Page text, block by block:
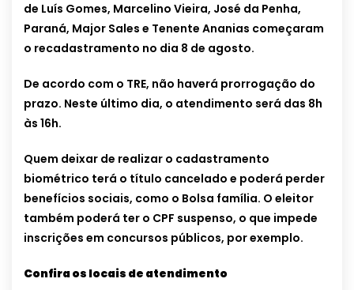
de Luís Gomes, Marcelino Vieira, José da Penha,
Paraná, Major Sales e Tenente Ananias começaram
o recadastramento no dia 8 de agosto.
De acordo com o TRE, não haverá prorrogação do
prazo. Neste último dia, o atendimento será das 8h
às 16h.
Quem deixar de realizar o cadastramento
biométrico terá o título cancelado e poderá perder
benefícios sociais, como o Bolsa família. O eleitor
também poderá ter o CPF suspenso, o que impede
inscrições em concursos públicos, por exemplo.
Confira os locais de atendimento